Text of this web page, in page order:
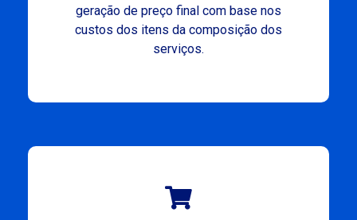
geração de preço final com base nos
custos dos itens da composição dos
serviços.